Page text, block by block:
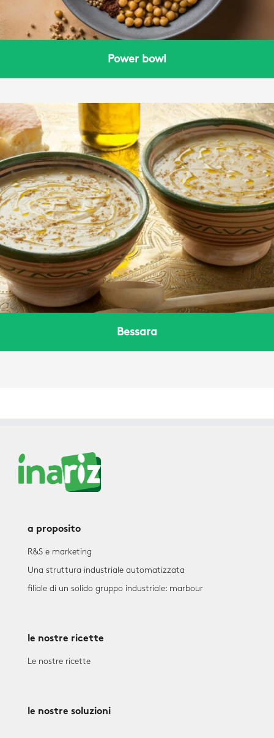
Power bowl
Bessara
a proposito
R&S e marketing
Una struttura industriale automatizzata
filiale di un solido gruppo industriale: marbour
le nostre ricette
Le nostre ricette
le nostre soluzioni